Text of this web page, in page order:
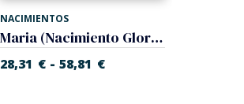
NACIMIENTOS
Maria (Nacimiento Gloria)
28,31 € - 58,81 €